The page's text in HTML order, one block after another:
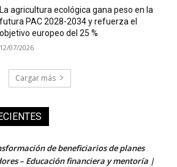
La agricultura ecológica gana peso en la
futura PAC 2028-2034 y refuerza el
objetivo europeo del 25 %
12/07/2026
Cargar más
de beneficiarios de planes
– Educación financiera y mentoría |